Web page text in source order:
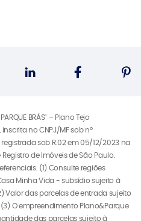
BRÁS" – Plano Tejo
no CNPJ/MF sob nº
sob R.02 em 05/12/2023 na
de Imóveis de São Paulo.
(1) Consulte regiões
Minha Vida - subsídio sujeito à
Valor das parcelas de entrada sujeito
O empreendimento Plano&Parque
das parcelas sujeito à